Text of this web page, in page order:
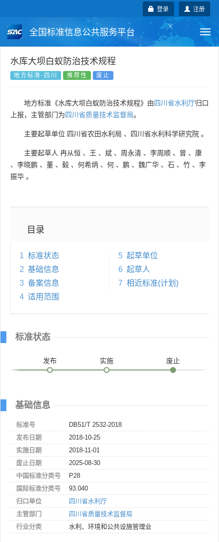
注册
登录
全国标准信息公共服务平台
国家标准 行业标准
国外标准 技术委员会
水库大坝白蚁防治技术规程
地方标准-四川 推荐性 废止
地方标准《水库大坝白蚁防治技术规程》由四川省水利厅归口
上报，主管部门为四川省质量技术监督局。
主要起草单位 四川省农田水利局 、 四川省水利科学研究院 。
主要起草人 冉从恒 、 王 、 斌 、 周永清 、 李周顺 、 曾 、 康
、 李晓鹏 、 董 、 毅 、 何希炳 、 何 、 鹏 、 魏广华 、 石 、 竹 、 李
振华 。
目录
1 标准状态
2 基础信息
3 备案信息
4 适用范围
5 起草单位
6 起草人
7 相近标准(计划)
标准状态
发布 实施 废止
基础信息
标准号
DB51/T 2532-2018
发布日期
2018-10-25
实施日期
2018-11-01
废止日期
2025-08-30
中国标准分类号
P28
国际标准分类号
93.040
归口单位
四川省水利厅
主管部门
四川省质量技术监督局
行业分类
水利、环境和公共设施管理业